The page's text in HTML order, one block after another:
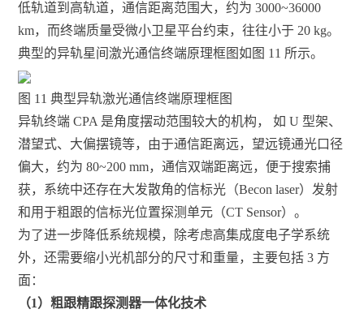
低轨道到高轨道，通信距离范围大，约为 3000~36000
km，而终端质量受微小卫星平台约束，往往小于 20 kg。
典型的异轨星间激光通信终端原理框图如图 11 所示。
图 11 典型异轨激光通信终端原理框图
异轨终端 CPA 是角度摆动范围较大的机构， 如 U 型架、
潜望式、大偏摆镜等，由于通信距离远，望远镜通光口径
偏大，约为 80~200 mm，通信双端距离远，便于搜索捕
获，系统中还存在大发散角的信标光（Becon laser）发射
和用于粗跟的信标光位置探测单元（CT Sensor）。
为了进一步降低系统规模，除考虑高集成度电子学系统
外，还需要缩小光机部分的尺寸和重量，主要包括 3 方
面：
（1）粗跟精跟探测器一体化技术